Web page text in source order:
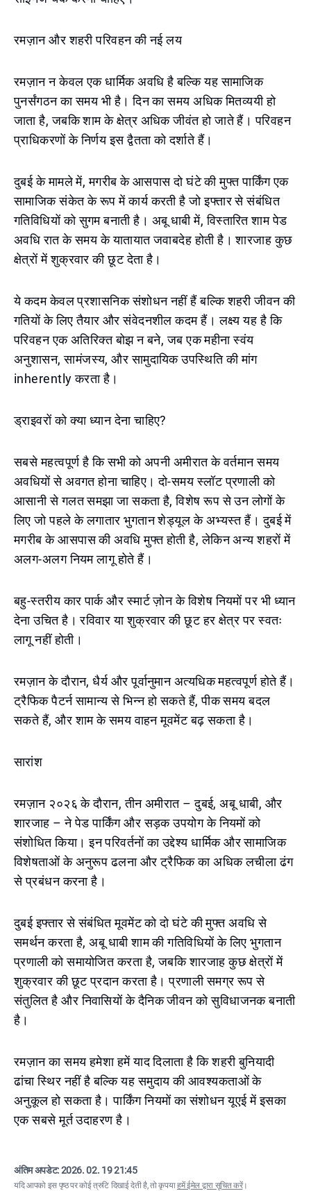
रमज़ान और शहरी परिवहन की नई लय
रमज़ान न केवल एक धार्मिक अवधि है बल्कि यह सामाजिक
पुनर्संगठन का समय भी है। दिन का समय अधिक मितव्ययी हो
जाता है, जबकि शाम के क्षेत्र अधिक जीवंत हो जाते हैं। परिवहन
प्राधिकरणों के निर्णय इस द्वैतता को दर्शाते हैं।
दुबई के मामले में, मगरीब के आसपास दो घंटे की मुफ्त पार्किंग एक
सामाजिक संकेत के रूप में कार्य करती है जो इफ्तार से संबंधित
गतिविधियों को सुगम बनाती है। अबू धाबी में, विस्तारित शाम पेड
अवधि रात के समय के यातायात जवाबदेह होती है। शारजाह कुछ
क्षेत्रों में शुक्रवार की छूट देता है।
ये कदम केवल प्रशासनिक संशोधन नहीं हैं बल्कि शहरी जीवन की
गतियों के लिए तैयार और संवेदनशील कदम हैं। लक्ष्य यह है कि
परिवहन एक अतिरिक्त बोझ न बने, जब एक महीना स्वंय
अनुशासन, सामंजस्य, और सामुदायिक उपस्थिति की मांग
inherently करता है।
ड्राइवरों को क्या ध्यान देना चाहिए?
सबसे महत्वपूर्ण है कि सभी को अपनी अमीरात के वर्तमान समय
अवधियों से अवगत होना चाहिए। दो-समय स्लॉट प्रणाली को
आसानी से गलत समझा जा सकता है, विशेष रूप से उन लोगों के
लिए जो पहले के लगातार भुगतान शेड्यूल के अभ्यस्त हैं। दुबई में
मगरीब के आसपास की अवधि मुफ्त होती है, लेकिन अन्य शहरों में
अलग-अलग नियम लागू होते हैं।
बहु-स्तरीय कार पार्क और स्मार्ट ज़ोन के विशेष नियमों पर भी ध्यान
देना उचित है। रविवार या शुक्रवार की छूट हर क्षेत्र पर स्वतः
लागू नहीं होती।
रमज़ान के दौरान, धैर्य और पूर्वानुमान अत्यधिक महत्वपूर्ण होते हैं।
ट्रैफिक पैटर्न सामान्य से भिन्न हो सकते हैं, पीक समय बदल
सकते हैं, और शाम के समय वाहन मूवमेंट बढ़ सकता है।
सारांश
रमज़ान २०२६ के दौरान, तीन अमीरात – दुबई, अबू धाबी, और
शारजाह – ने पेड पार्किंग और सड़क उपयोग के नियमों को
संशोधित किया। इन परिवर्तनों का उद्देश्य धार्मिक और सामाजिक
विशेषताओं के अनुरूप ढलना और ट्रैफिक का अधिक लचीला ढंग
से प्रबंधन करना है।
दुबई इफ्तार से संबंधित मूवमेंट को दो घंटे की मुफ्त अवधि से
समर्थन करता है, अबू धाबी शाम की गतिविधियों के लिए भुगतान
प्रणाली को समायोजित करता है, जबकि शारजाह कुछ क्षेत्रों में
शुक्रवार की छूट प्रदान करता है। प्रणाली समग्र रूप से
संतुलित है और निवासियों के दैनिक जीवन को सुविधाजनक बनाती
है।
रमज़ान का समय हमेशा हमें याद दिलाता है कि शहरी बुनियादी
ढांचा स्थिर नहीं है बल्कि यह समुदाय की आवश्यकताओं के
अनुकूल हो सकता है। पार्किंग नियमों का संशोधन यूएई में इसका
एक सबसे मूर्त उदाहरण है।
अंतिम अपडेट:2026. 02. 19 21:45
यदि आपको इस पृष्ठ पर कोई त्रुटि दिखाई देती है, तो कृपयाहमें ईमेल द्वारा सूचित करें।